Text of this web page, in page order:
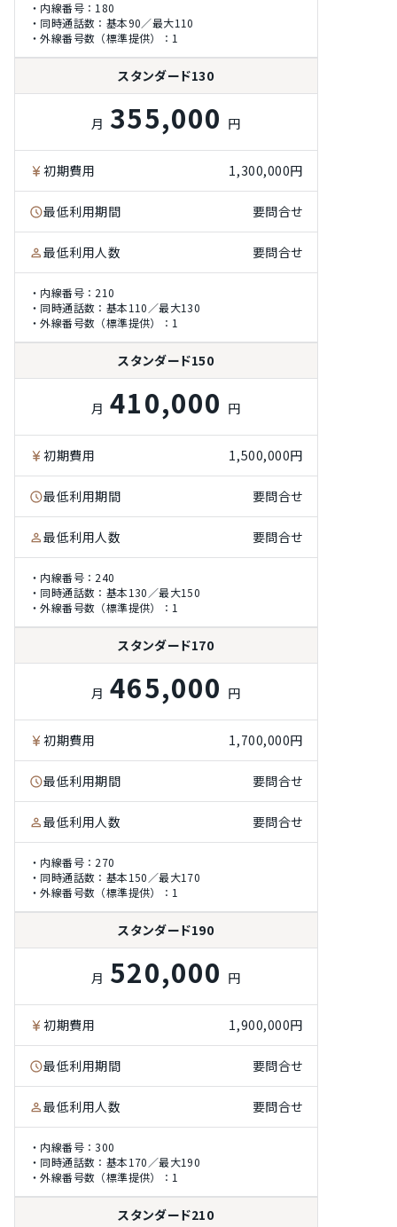
・内線番号：180
・同時通話数：基本90／最大110
・外線番号数（標準提供）：1
スタンダード130
月 355,000 円
初期費用 1,300,000円
最低利用期間 要問合せ
最低利用人数 要問合せ
・内線番号：210
・同時通話数：基本110／最大130
・外線番号数（標準提供）：1
スタンダード150
月 410,000 円
初期費用 1,500,000円
最低利用期間 要問合せ
最低利用人数 要問合せ
・内線番号：240
・同時通話数：基本130／最大150
・外線番号数（標準提供）：1
スタンダード170
月 465,000 円
初期費用 1,700,000円
最低利用期間 要問合せ
最低利用人数 要問合せ
・内線番号：270
・同時通話数：基本150／最大170
・外線番号数（標準提供）：1
スタンダード190
月 520,000 円
初期費用 1,900,000円
最低利用期間 要問合せ
最低利用人数 要問合せ
・内線番号：300
・同時通話数：基本170／最大190
・外線番号数（標準提供）：1
スタンダード210